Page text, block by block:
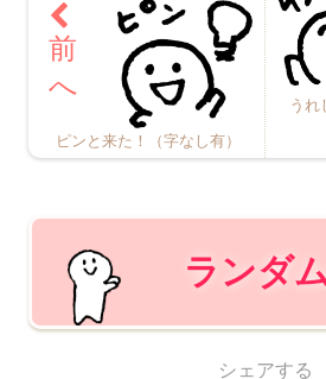
ピンと来た！（字なし有）
うれ
ランダ
シェアする